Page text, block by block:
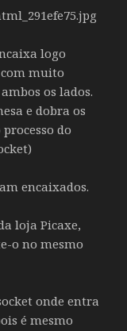
logo
muito
os lados.
e dobra os
do
encaixados.
loja Picaxe,
o no mesmo
onde entra
é mesmo